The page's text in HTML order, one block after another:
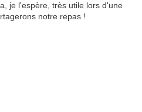
je l'espère, très utile lors d'une
notre repas !